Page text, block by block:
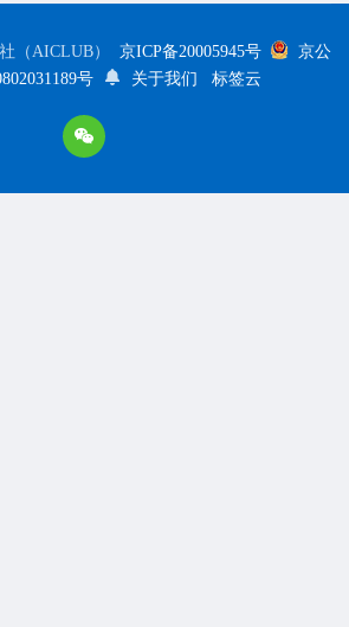
（AICLUB） 京ICP备20005945号
京公
号
关于我们 标签云